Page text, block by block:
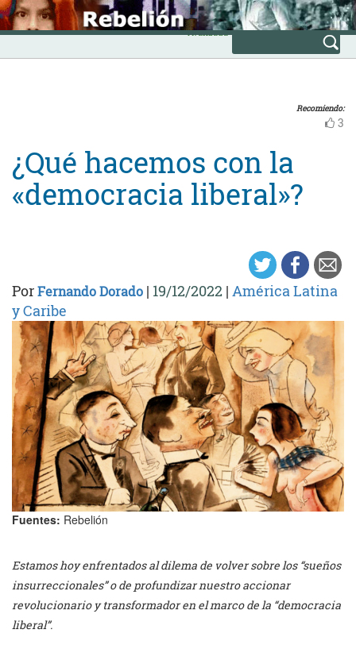
Skip
to
content
INICIO
Avanzada
Recomiendo:
3
¿Qué hacemos con la
«democracia liberal»?
PorFernando Dorado | 19/12/2022 | América Latina
y Caribe
Fuentes: Rebelión
Estamos hoy enfrentados al dilema de volver sobre los “sueños
insurreccionales” o de profundizar nuestro accionar
revolucionario y transformador en el marco de la “democracia
liberal”.